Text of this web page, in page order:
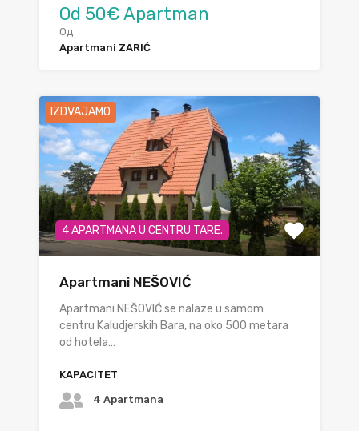
Od 50€ Apartman
Од
Apartmani ZARIĆ
IZDVAJAMO
4 APARTMANA U CENTRU TARE.
Apartmani NEŠOVIĆ
Apartmani NEŠOVIĆ se nalaze u samom
centru Kaludjerskih Bara, na oko 500 metara
od hotela…
KAPACITET
4 Apartmana